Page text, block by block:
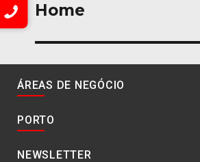
de
Home
ÁREAS DE NEGÓCIO
PORTO
NEWSLETTER